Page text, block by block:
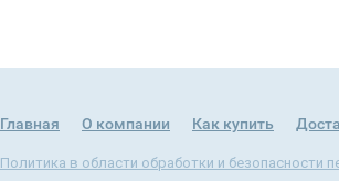
Главная О компании Как купить
Политика в области обработки и безопасности